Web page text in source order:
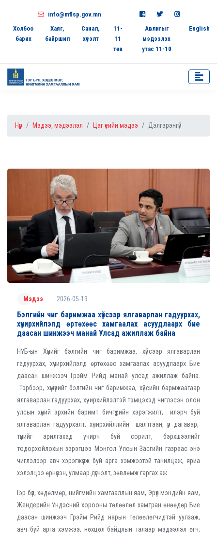
info@mflsp.gov.mn
Холбоо
барих
Хаяг,
байршил
Санал,
хүсэлт
11-
11
төв
Авлигыг
мэдээлэх
утас 11-10
English
Нүүр Мэдээ, мэдээлэл Цаг үеийн мэдээ Дэлгэрэнгүй
Мэдээ 2026-05-19
Бэлгийн чиг баримжаа хүйсээр ялгаварлан гадуурхах,
хүчирхийлэлд өртөхөөс хамгаалах асуудлаарх бие
даасан шинжээч манай Улсад ажиллаж байна
НҮБ-ын Хүнийг бэлгийн чиг баримжаа, хүйсээр ялгаварлан
гадуурхах, хүчирхийлэлд өртөхөөс хамгаалах асуудлаарх Бие
даасан шинжээч Грэйм Рийд манай улсад ажиллаж байна.
Тэрбээр, хүмүүсийг бэлгийн чиг баримжаа, хүйсийн бармжаагаар
ялгаварлан гадуурхах, хүчирхийлэлтэй тэмцэхэд чиглэсэн олон
улсын хүний эрхийн баримт бичгүүдийн хэрэгжилт, илэрч буй
ялгаварлан гадуурхалт, хүчирхийллийн шалтгаан, үр дагавар,
түүнийг арилгахад учирч буй сорилт, бэрхшээлийг
тодорхойлохын зэрэгцээ Монгол Улсын Засгийн газраас энэ
чиглэлээр авч хэрэгжүүлж буй арга хэмжээтэй танилцаж, яриа
хэлэлцээ өрнүүлэн, улмаар дүгнэлт, зөвлөмж гаргах аж.
Гэр бүл, хөдөлмөр, нийгмийн хамгааллын яам, Эрүүл мэндийн яам,
Жендерийн Үндэсний хорооны төлөөлөл хамтран өнөөдөр Бие
даасан шинжээч Грэйм Рийд нарын төлөөлөгчидтэй уулзаж,
авч буй арга хэмжээ, нөхцөл байдлын талаар мэдээлэл өгч,